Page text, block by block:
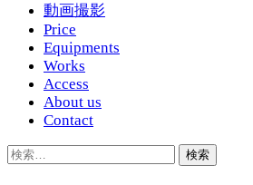
動画撮影
Price
Equipments
Works
Access
About us
Contact
検